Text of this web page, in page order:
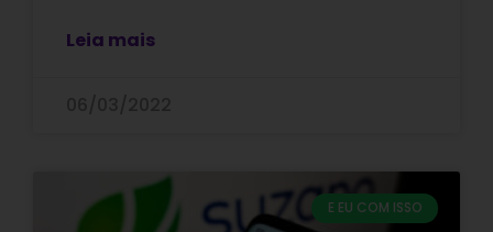
Leia mais
E EU COM ISSO